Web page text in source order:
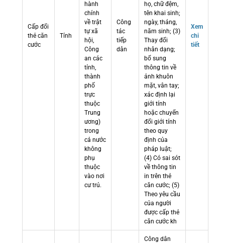
Cấp đổi
thẻ căn
cước
Tỉnh
hành
chính
về trật
tự xã
hội,
Công
an các
tỉnh,
thành
phố
trực
thuộc
Trung
ương)
trong
cả nước
không
phụ
thuộc
vào nơi
cư trú.
Công
tác
tiếp
dân
họ, chữ đệm,
tên khai sinh;
ngày, tháng,
năm sinh; (3)
Thay đổi
nhân dạng;
bổ sung
thông tin về
ảnh khuôn
mặt, vân tay;
xác định lại
giới tính
hoặc chuyển
đổi giới tính
theo quy
định của
pháp luật;
(4) Có sai sót
về thông tin
in trên thẻ
căn cước; (5)
Theo yêu cầu
của người
được cấp thẻ
căn cước kh
Xem
chi
tiết
Công dân